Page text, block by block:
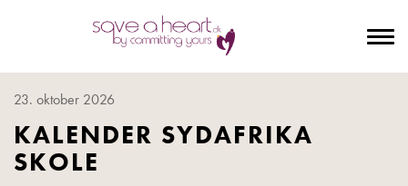
23. oktober 2026
KALENDER SYDAFRIKA
SKOLE